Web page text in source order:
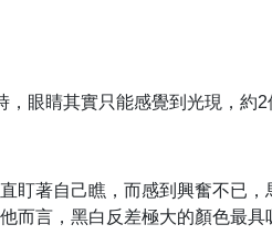
，眼睛其實只能感覺到光現，約
盯著自己瞧，而感到興奮不已
而言，黑白反差極大的顏色最